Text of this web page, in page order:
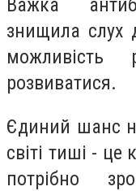
Важка
знищила слух
можливість
розвиватися.
Єдиний шанс
світі тиші - це
потрібно